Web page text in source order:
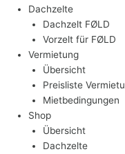
Dachzelte
Dachzelt FØLD
Vorzelt für FØLD
Vermietung
Übersicht
Preisliste
Mietbedingungen
Shop
Übersicht
Dachzelte